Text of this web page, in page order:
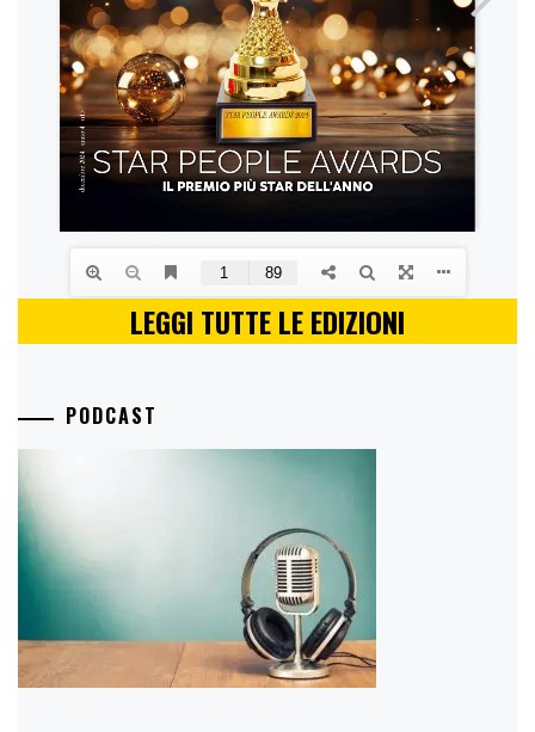
LEGGI TUTTE LE EDIZIONI
PODCAST